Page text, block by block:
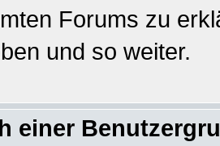
Forums zu
und so weiter.
einer